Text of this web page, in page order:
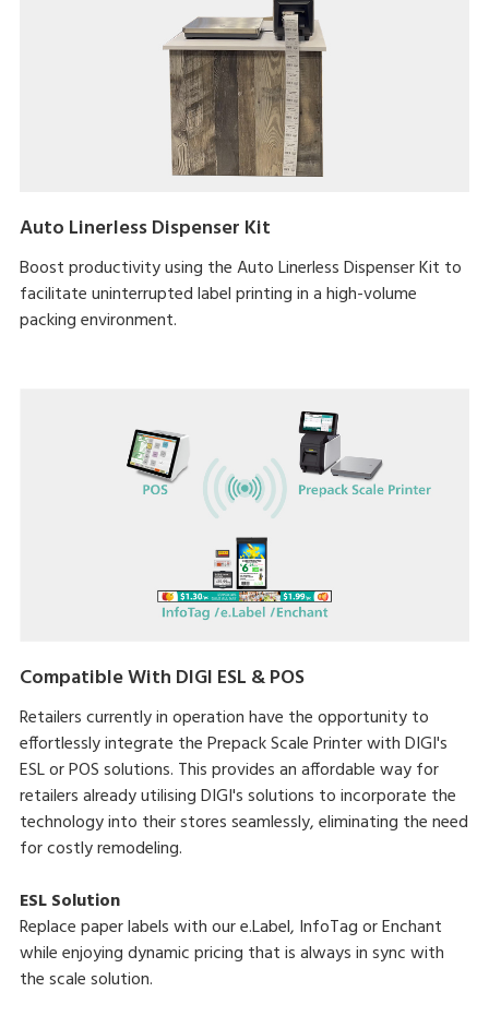
Auto Linerless Dispenser Kit
Boost productivity using the Auto Linerless Dispenser Kit to
facilitate uninterrupted label printing in a high-volume
packing environment.
Compatible With DIGI ESL & POS
Retailers currently in operation have the opportunity to
effortlessly integrate the Prepack Scale Printer with DIGI's
ESL or POS solutions. This provides an affordable way for
retailers already utilising DIGI's solutions to incorporate the
technology into their stores seamlessly, eliminating the need
for costly remodeling.
ESL Solution
Replace paper labels with our e.Label, InfoTag or Enchant
while enjoying dynamic pricing that is always in sync with
the scale solution.